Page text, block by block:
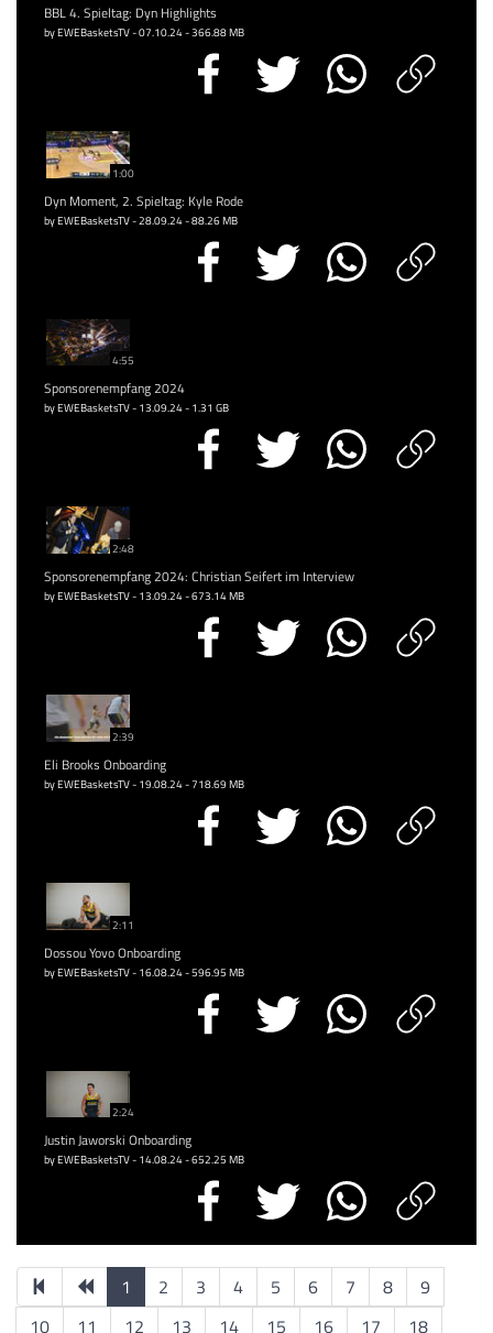
BBL 4. Spieltag: Dyn Highlights
by EWEBasketsTV - 07.10.24 - 366.88 MB
1:00
Dyn Moment, 2. Spieltag: Kyle Rode
by EWEBasketsTV - 28.09.24 - 88.26 MB
4:55
Sponsorenempfang 2024
by EWEBasketsTV - 13.09.24 - 1.31 GB
2:48
Sponsorenempfang 2024: Christian Seifert im Interview
by EWEBasketsTV - 13.09.24 - 673.14 MB
2:39
Eli Brooks Onboarding
by EWEBasketsTV - 19.08.24 - 718.69 MB
2:11
Dossou Yovo Onboarding
by EWEBasketsTV - 16.08.24 - 596.95 MB
2:24
Justin Jaworski Onboarding
by EWEBasketsTV - 14.08.24 - 652.25 MB
1 2 3 4 5 6 7 8
9
10
11 12 13 14 15 16 17 18